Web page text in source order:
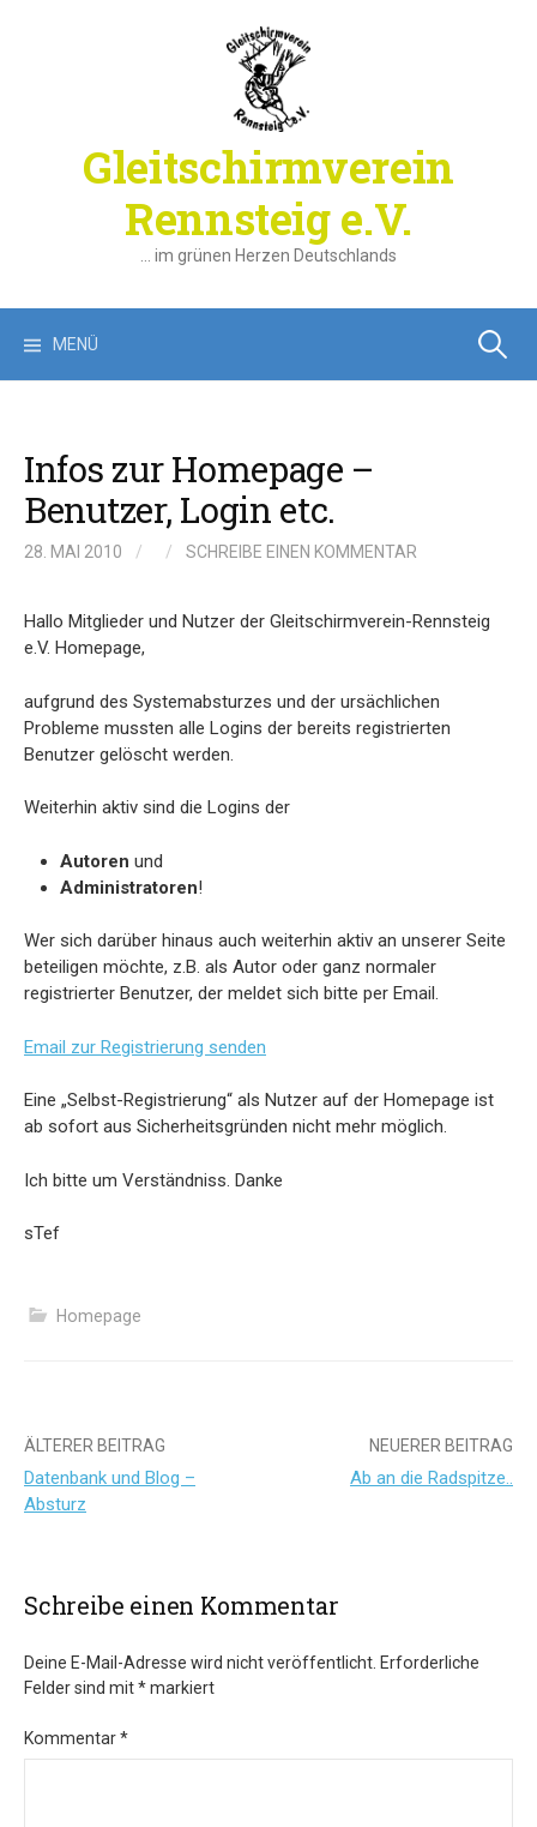
Gleitschirmverein
Rennsteig e.V.
… im grünen Herzen Deutschlands
MENÜ Suchen
Infos zur Homepage –
Benutzer, Login etc.
28. MAI 2010 / / SCHREIBE EINEN KOMMENTAR
Hallo Mitglieder und Nutzer der Gleitschirmverein-Rennsteig
e.V. Homepage,
aufgrund des Systemabsturzes und der ursächlichen
Probleme mussten alle Logins der bereits registrierten
Benutzer gelöscht werden.
Weiterhin aktiv sind die Logins der
Autoren und
Administratoren!
Wer sich darüber hinaus auch weiterhin aktiv an unserer Seite
beteiligen möchte, z.B. als Autor oder ganz normaler
registrierter Benutzer, der meldet sich bitte per Email.
Email zur Registrierung senden
Eine „Selbst-Registrierung“ als Nutzer auf der Homepage ist
ab sofort aus Sicherheitsgründen nicht mehr möglich.
Ich bitte um Verständniss. Danke
sTef
Homepage
Beitrags-
Navigation
ÄLTERER BEITRAG
Datenbank und Blog –
Absturz
NEUERER BEITRAG
Ab an die Radspitze..
Schreibe einen Kommentar
Deine E-Mail-Adresse wird nicht veröffentlicht. Erforderliche
Felder sind mit*markiert
Kommentar*